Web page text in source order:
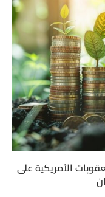
الأمريكية على